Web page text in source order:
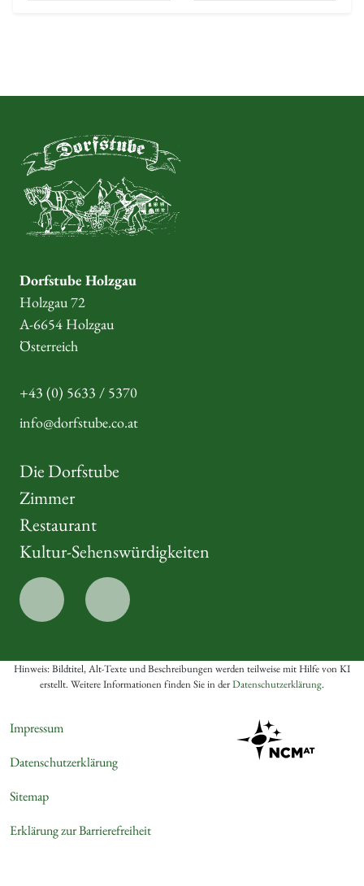
Dorfstube Holzgau
Holzgau 72
A-6654 Holzgau
Österreich
+43 (0) 5633 / 5370
info@dorfstube.co.at
Die Dorfstube
Zimmer
Restaurant
Kultur-Sehenswürdigkeiten
Hinweis: Bildtitel, Alt-Texte und Beschreibungen werden teilweise mit Hilfe von KI
erstellt. Weitere Informationen finden Sie in derDatenschutzerklärung.
Impressum
Datenschutzerklärung
Sitemap
Erklärung zur Barrierefreiheit